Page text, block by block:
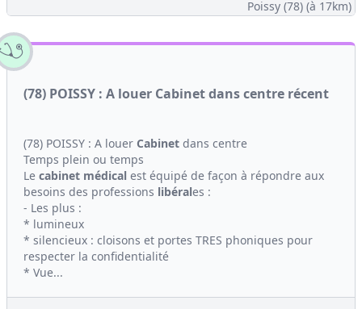
Poissy (78) (à 17km)
(78) POISSY : A louer Cabinet dans centre récent
(78) POISSY : A louer Cabinet dans centre
Temps plein ou temps
Le cabinet médical est équipé de façon à répondre aux
besoins des professions libérales :
- Les plus :
* lumineux
* silencieux : cloisons et portes TRES phoniques pour
respecter la confidentialité
* Vue...